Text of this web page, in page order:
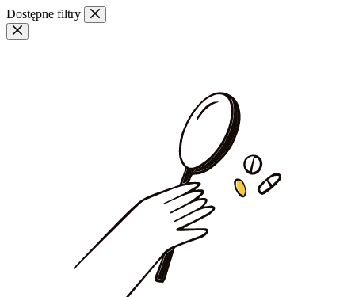
Przejdź
do
treści
Dostępne filtry